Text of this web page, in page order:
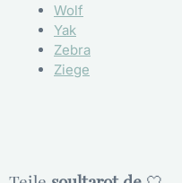
Wolf
Yak
Zebra
Ziege